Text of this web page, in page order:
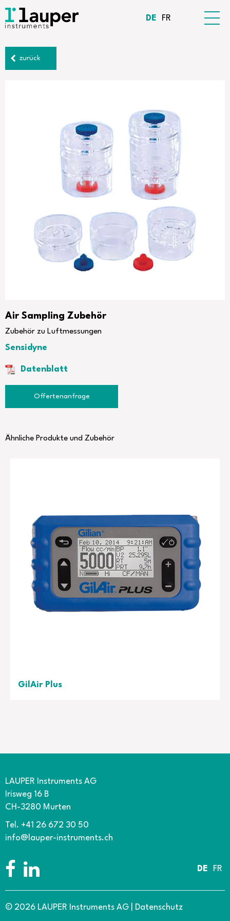
DE FR
zurück
Air Sampling Zubehör
Zubehör zu Luftmessungen
Sensidyne
Datenblatt
Offertenanfrage
Ähnliche Produkte und Zubehör
GilAir Plus
LAUPER Instruments AG
Irisweg 16 B
CH-3280 Murten
Tel. +41 26 672 30 50
info@lauper-instruments.ch
DE FR
© 2026 LAUPER Instruments AG Datenschutz